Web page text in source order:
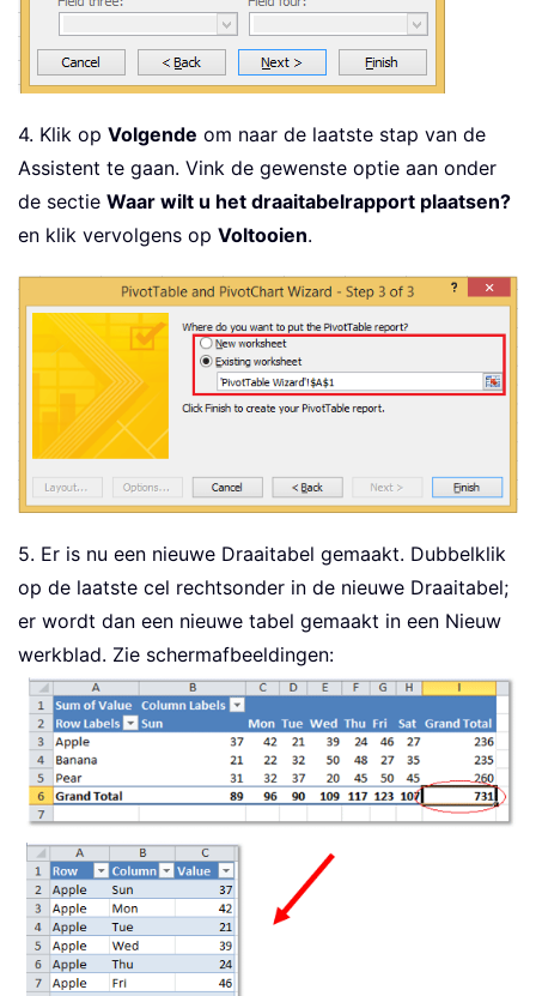
4. Klik op Volgende om naar de laatste stap van de
Assistent te gaan. Vink de gewenste optie aan onder
de sectie Waar wilt u het draaitabelrapport plaatsen?
en klik vervolgens op Voltooien.
5. Er is nu een nieuwe Draaitabel gemaakt. Dubbelklik
op de laatste cel rechtsonder in de nieuwe Draaitabel;
er wordt dan een nieuwe tabel gemaakt in een Nieuw
werkblad. Zie schermafbeeldingen: